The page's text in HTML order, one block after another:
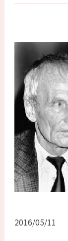
2016/05/11